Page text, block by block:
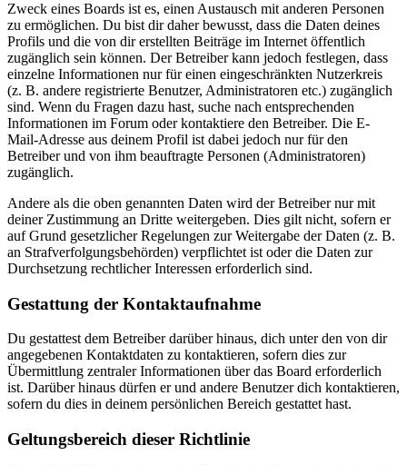
Zweck eines Boards ist es, einen Austausch mit anderen Personen
zu ermöglichen. Du bist dir daher bewusst, dass die Daten deines
Profils und die von dir erstellten Beiträge im Internet öffentlich
zugänglich sein können. Der Betreiber kann jedoch festlegen, dass
einzelne Informationen nur für einen eingeschränkten Nutzerkreis
(z. B. andere registrierte Benutzer, Administratoren etc.) zugänglich
sind. Wenn du Fragen dazu hast, suche nach entsprechenden
Informationen im Forum oder kontaktiere den Betreiber. Die E-
Mail-Adresse aus deinem Profil ist dabei jedoch nur für den
Betreiber und von ihm beauftragte Personen (Administratoren)
zugänglich.
Andere als die oben genannten Daten wird der Betreiber nur mit
deiner Zustimmung an Dritte weitergeben. Dies gilt nicht, sofern er
auf Grund gesetzlicher Regelungen zur Weitergabe der Daten (z. B.
an Strafverfolgungsbehörden) verpflichtet ist oder die Daten zur
Durchsetzung rechtlicher Interessen erforderlich sind.
Gestattung der Kontaktaufnahme
Du gestattest dem Betreiber darüber hinaus, dich unter den von dir
angegebenen Kontaktdaten zu kontaktieren, sofern dies zur
Übermittlung zentraler Informationen über das Board erforderlich
ist. Darüber hinaus dürfen er und andere Benutzer dich kontaktieren,
sofern du dies in deinem persönlichen Bereich gestattet hast.
Geltungsbereich dieser Richtlinie